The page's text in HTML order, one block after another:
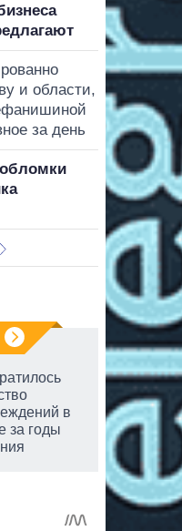
и области,
за день
в
за годы